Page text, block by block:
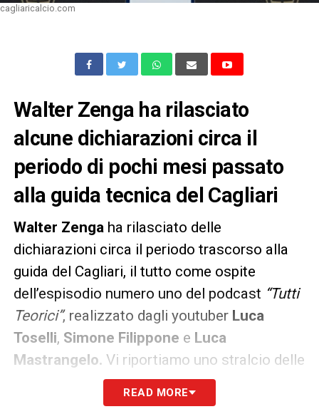
cagliaricalcio.com
Walter Zenga ha rilasciato
alcune dichiarazioni circa il
periodo di pochi mesi passato
alla guida tecnica del Cagliari
Walter Zenga ha rilasciato delle
dichiarazioni circa il periodo trascorso alla
guida del Cagliari, il tutto come ospite
dell’espisodio numero uno del podcast “Tutti
Teorici”, realizzato dagli youtuber Luca
Toselli, Simone Filippone e Luca
Mastrangelo. Vi riportiamo uno stralcio delle
READ MORE